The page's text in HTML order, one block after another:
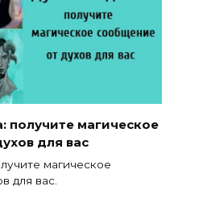
получите магическое
для вас
магическое
для вас.